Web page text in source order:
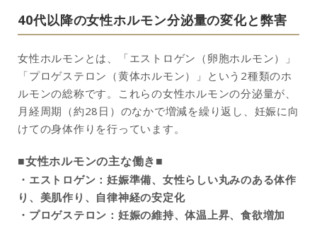
40代以降の女性ホルモン分泌量の変化と弊害
女性ホルモンとは、「エストロゲン（卵胞ホルモン）」
「プロゲステロン（黄体ホルモン）」という2種類のホ
ルモンの総称です。これらの女性ホルモンの分泌量が、
月経周期（約28日）のなかで増減を繰り返し、妊娠に向
けての身体作りを行っています。
■女性ホルモンの主な働き■
・エストロゲン：妊娠準備、女性らしい丸みのある体作
り、美肌作り、自律神経の安定化
・プロゲステロン：妊娠の維持、体温上昇、食欲増加